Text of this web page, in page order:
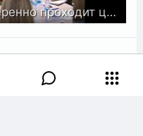
Рынок недвижимости уверенно проходит ценовое дно